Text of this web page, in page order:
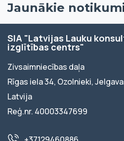
Jaunākie
SIA "Latvijas Lauku
izglītības centrs"
Zivsaimniecības daļa
Rīgas iela 34, Ozolnieki,
Latvija
Reģ.nr. 40003347699